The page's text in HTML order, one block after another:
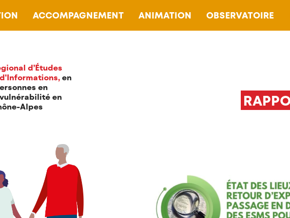
ACCOMPAGNEMENT ANIMATION OBSERVATOIRE
d’Études
en
en
en
Alpes D'ETUDES